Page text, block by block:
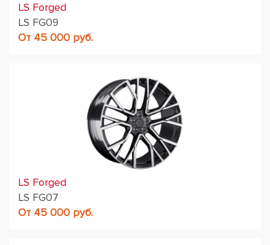
LS Forged
LS FG09
От 45 000 руб.
LS Forged
LS FG07
От 45 000 руб.